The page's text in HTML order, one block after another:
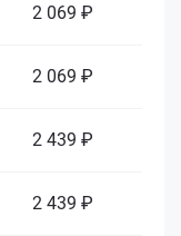
2 069 ₽
2 069 ₽
2 439 ₽
2 439 ₽